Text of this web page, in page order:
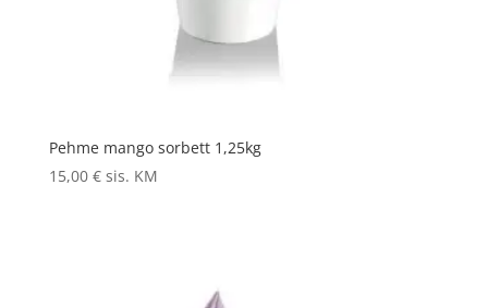
Pehme mango sorbett 1,25kg
15,00 € sis. KM